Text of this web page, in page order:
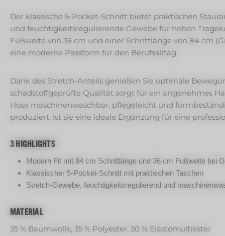
Der klassische 5-Pocket-Schnitt bietet praktischen
und feuchtigkeitsregulierende Gewebe für hohen
Fußweite von 36 cm und einer Schrittlänge von 84 cm
eine moderne Passform für den Berufsalltag.
Dank des Stretch-Anteils genießen Sie optimale
schadstoffgeprüfte Qualität sorgt für ein angenehmes
Hose maschinenwaschbar, pflegeleicht und
produziert, ist sie eine ideale Ergänzung für eine
3 HIGHLIGHTS
Modern Fit mit 84 cm Schrittlänge und 36 cm Fußweite bei
Klassischer 5-Pocket-Schnitt mit praktischen Taschen
Stretch-Gewebe, feuchtigkeitsregulierend und
MATERIAL
35 % Baumwolle, 35 % Polyester, 30 % Elastomultiester